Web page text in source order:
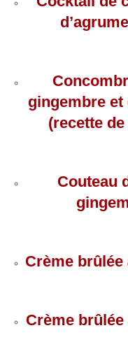
gingembre et
(recette
Couteau
Crème brûlée
Crème